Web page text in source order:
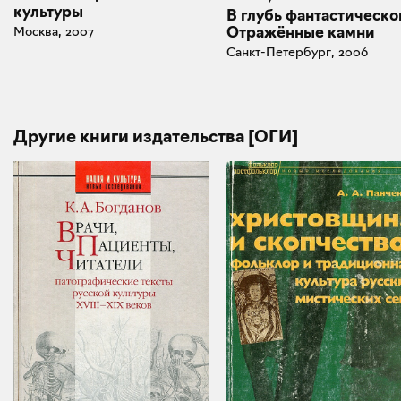
культуры
Москва, 2007
В глубь
Отражённые камни
Санкт-Петербург, 2006
Другие книги издательства [ОГИ]